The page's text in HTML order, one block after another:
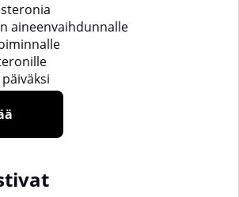
aineenvaihdunnalle
tuotteessa käytetään Rhaponticum
turkesteronin lähteenä.